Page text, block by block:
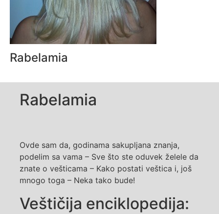
Rabelamia
Rabelamia
Ovde sam da, godinama sakupljana znanja,
podelim sa vama – Sve što ste oduvek želele da
znate o vešticama – Kako postati veštica i, još
mnogo toga – Neka tako bude!
Veštičija enciklopedija: